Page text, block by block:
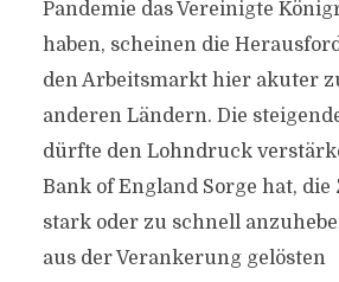
Pandemie das Vereinigte
haben, scheinen die
den Arbeitsmarkt hier akuter
anderen Ländern. Die
dürfte den Lohndruck
Bank of England Sorge hat, die
stark oder zu schnell
aus der Verankerung gelösten